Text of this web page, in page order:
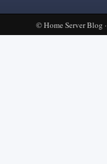
©Home Server Blog